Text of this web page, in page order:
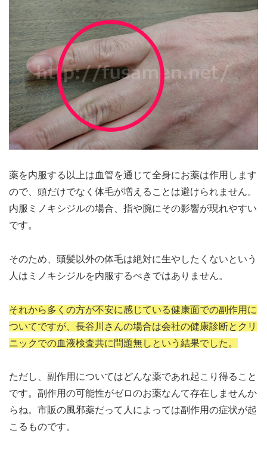
薬を内服する以上は血管を通じて全身にお薬は作用します
ので、頭だけでなく体毛が増えることは避けられません。
内服ミノキシジルの場合、指や腕にその影響が現れやすい
です。
そのため、頭髪以外の体毛は絶対に生やしたくないという
人はミノキシジルを内服するべきではありません。
それから多くの方が不安に感じている健康面での副作用に
ついてですが、長谷川さんの場合は会社の健康診断とクリ
ニックでの血液検査共に問題無しという結果でした。
ただし、副作用についてはどんな薬であれ起こり得ること
です。副作用の可能性がゼロのお薬なんて存在しませんか
らね。市販の風邪薬だって人によっては副作用の症状が起
こるものです。